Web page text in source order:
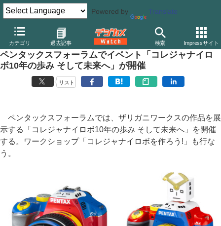
Powered by Translate
カテゴリ 過去記事 検索 Impressサイト
デジカメ Watch 業界動向 企業
ペンタックスフォーラムでイベント「コレジャナイロ
ボ10年の歩み そして未来へ」が開催
リスト
ペンタックスフォーラムでは、ザリガニワークスの作品を展
示する「コレジャナイロボ10年の歩み そして未来へ」を開催
する。ワークショップ「コレジャナイロボを作ろう!」も行な
う。